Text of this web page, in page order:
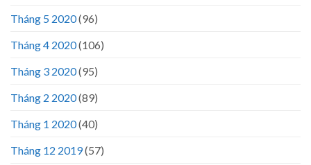
Tháng 5 2020(96)
Tháng 4 2020(106)
Tháng 3 2020(95)
Tháng 2 2020(89)
Tháng 1 2020(40)
Tháng 12 2019(57)